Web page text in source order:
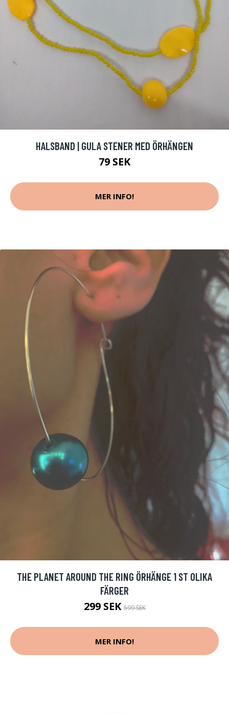
HALSBAND | GULA STENER MED ÖRHÄNGEN
79 SEK
MER INFO!
THE PLANET AROUND THE RING ÖRHÄNGE 1 ST OLIKA
FÄRGER
299 SEK599 SEK
MER INFO!